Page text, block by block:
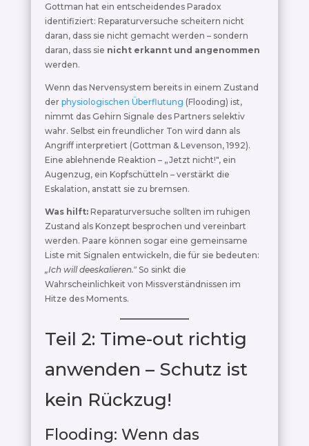
Gottman hat ein entscheidendes Paradox
identifiziert: Reparaturversuche scheitern nicht
daran, dass sie nicht gemacht werden – sondern
daran, dass sie nicht erkannt und angenommen
werden.
Wenn das Nervensystem bereits in einem Zustand
der physiologischen Überflutung (Flooding) ist,
nimmt das Gehirn Signale des Partners selektiv
wahr. Selbst ein freundlicher Ton wird dann als
Angriff interpretiert (Gottman & Levenson, 1992).
Eine ablehnende Reaktion – „Jetzt nicht!", ein
Augenzug, ein Kopfschütteln – verstärkt die
Eskalation, anstatt sie zu bremsen.
Was hilft:Reparaturversuche sollten im ruhigen
Zustand als Konzept besprochen und vereinbart
werden. Paare können sogar eine gemeinsame
Liste mit Signalen entwickeln, die für sie bedeuten:
„Ich will deeskalieren."So sinkt die
Wahrscheinlichkeit von Missverständnissen im
Hitze des Moments.
Teil 2: Time-out richtig
anwenden – Schutz ist
kein Rückzug!
Flooding: Wenn das